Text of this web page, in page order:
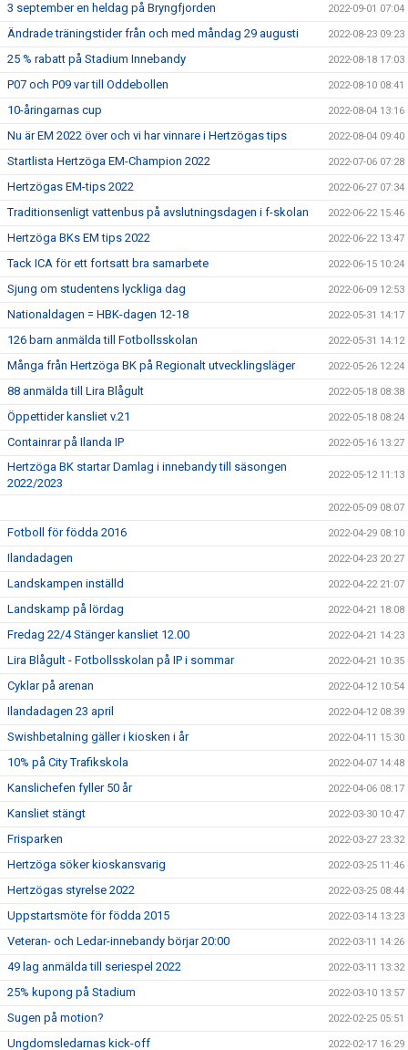
3 september en heldag på Bryngfjorden 2022-09-01 07:04
Ändrade träningstider från och med måndag 29 augusti 2022-08-23 09:23
25 % rabatt på Stadium Innebandy 2022-08-18 17:03
P07 och P09 var till Oddebollen 2022-08-10 08:41
10-åringarnas cup 2022-08-04 13:16
Nu är EM 2022 över och vi har vinnare i Hertzögas tips 2022-08-04 09:40
Startlista Hertzöga EM-Champion 2022 2022-07-06 07:28
Hertzögas EM-tips 2022 2022-06-27 07:34
Traditionsenligt vattenbus på avslutningsdagen i f-skolan 2022-06-22 15:46
Hertzöga BKs EM tips 2022 2022-06-22 13:47
Tack ICA för ett fortsatt bra samarbete 2022-06-15 10:24
Sjung om studentens lyckliga dag 2022-06-09 12:53
Nationaldagen = HBK-dagen 12-18 2022-05-31 14:17
126 barn anmälda till Fotbollsskolan 2022-05-31 14:12
Många från Hertzöga BK på Regionalt utvecklingsläger 2022-05-26 12:24
88 anmälda till Lira Blågult 2022-05-18 08:38
Öppettider kansliet v.21 2022-05-18 08:24
Containrar på Ilanda IP 2022-05-16 13:27
Hertzöga BK startar Damlag i innebandy till säsongen
2022/2023
2022-05-12 11:13
2022-05-09 08:07
Fotboll för födda 2016 2022-04-29 08:10
Ilandadagen 2022-04-23 20:27
Landskampen inställd 2022-04-22 21:07
Landskamp på lördag 2022-04-21 18:08
Fredag 22/4 Stänger kansliet 12.00 2022-04-21 14:23
Lira Blågult - Fotbollsskolan på IP i sommar 2022-04-21 10:35
Cyklar på arenan 2022-04-12 10:54
Ilandadagen 23 april 2022-04-12 08:39
Swishbetalning gäller i kiosken i år 2022-04-11 15:30
10% på City Trafikskola 2022-04-07 14:48
Kanslichefen fyller 50 år 2022-04-06 08:17
Kansliet stängt 2022-03-30 10:47
Frisparken 2022-03-27 23:32
Hertzöga söker kioskansvarig 2022-03-25 11:46
Hertzögas styrelse 2022 2022-03-25 08:44
Uppstartsmöte för födda 2015 2022-03-14 13:23
Veteran- och Ledar-innebandy börjar 20:00 2022-03-11 14:26
49 lag anmälda till seriespel 2022 2022-03-11 13:32
25% kupong på Stadium 2022-03-10 13:57
Sugen på motion? 2022-02-25 05:51
Ungdomsledarnas kick-off 2022-02-17 16:29